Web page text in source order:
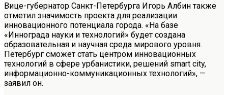
Вице-губернатор Санкт-Петербурга Игорь Албин также
отметил значимость проекта для реализации
инновационного потенциала города. «На базе
«Иннограда науки и технологий» будет создана
образовательная и научная среда мирового уровня.
Петербург сможет стать центром инновационных
технологий в сфере урбанистики, решений smart city,
информационно-коммуникационных технологий», —
заявил он.